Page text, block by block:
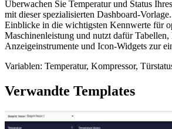
Überwachen Sie Temperatur und Status
mit dieser spezialisierten Dashboard-
Einblicke in die wichtigsten Kennwerte für
Maschinenleistung und nutzt dafür Tabellen,
Anzeigeinstrumente und Icon-Widgets zur
Variablen: Temperatur, Kompressor,
Verwandte Templates